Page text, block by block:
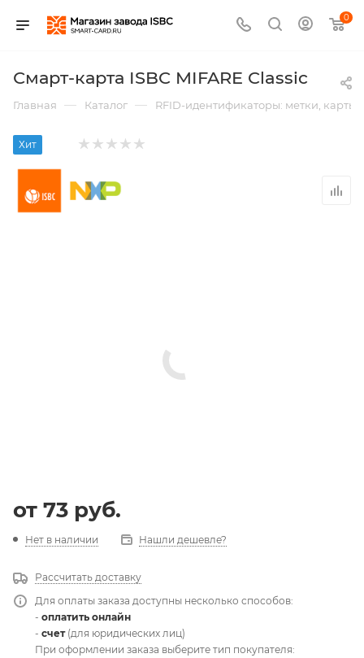
0
Смарт-карта ISBC MIFARE Classic
Главная — Каталог — RFID-идентификаторы: метки,
Хит
от 73 руб.
Нет в наличии Нашли дешевле?
Рассчитать доставку
Для оплаты заказа доступны несколько способов:
- оплатить онлайн
- счет(для юридических лиц)
При оформлении заказа выберите тип покупателя: